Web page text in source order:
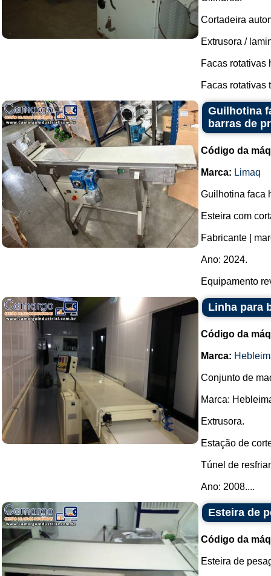
Cortadeira
Extrusora /
Facas rotativas
Facas rotativas
Guilhotina
barras de
Código da
Marca: Limaq
Guilhotina faca
Esteira com
Fabricante |
Ano: 2024.
Equipamento
Linha para
Código da
Marca:
Conjunto de
Marca:
Extrusora.
Estação de
Túnel de
Ano: 2008....
Esteira de
Código da
Esteira de